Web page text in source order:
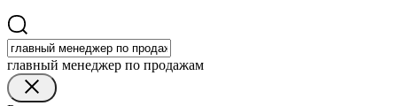
главный менеджер по продажам